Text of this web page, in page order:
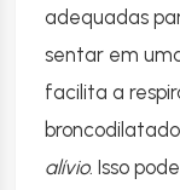
adequadas
sentar em
facilita a
alívio. Isso